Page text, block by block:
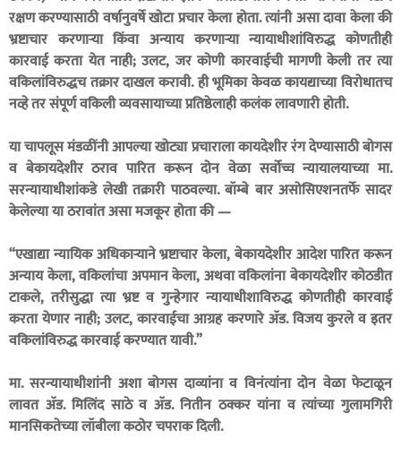
रक्षण करण्यासाठी वर्षानुवर्षे खोटा प्रचार केला होता. त्यांनी असा दावा केला की
भ्रष्टाचार करणाऱ्या किंवा अन्याय करणाऱ्या न्यायाधीशांविरुद्ध कोणतीही
कारवाई करता येत नाही; उलट, जर कोणी कारवाईची मागणी केली तर त्या
वकिलांविरुद्धच तक्रार दाखल करावी. ही भूमिका केवळ कायद्याच्या विरोधातच
नव्हे तर संपूर्ण वकिली व्यवसायाच्या प्रतिष्ठेलाही कलंक लावणारी होती.
या चापलूस मंडळींनी आपल्या खोट्या प्रचाराला कायदेशीर रंग देण्यासाठी बोगस
व बेकायदेशीर ठराव पारित करून दोन वेळा सर्वोच्च न्यायालयाच्या मा.
सरन्यायाधीशांकडे लेखी तक्रारी पाठवल्या. बॉम्बे बार असोसिएशनतर्फे सादर
केलेल्या या ठरावांत असा मजकूर होता की —
“एखाद्या न्यायिक अधिकाऱ्याने भ्रष्टाचार केला, बेकायदेशीर आदेश पारित करून
अन्याय केला, वकिलांचा अपमान केला, अथवा वकिलांना बेकायदेशीर कोठडीत
टाकले, तरीसुद्धा त्या भ्रष्ट व गुन्हेगार न्यायाधीशाविरुद्ध कोणतीही कारवाई
करता येणार नाही; उलट, कारवाईचा आग्रह करणारे ॲड. विजय कुरले व इतर
वकिलांविरुद्ध कारवाई करण्यात यावी.”
मा. सरन्यायाधीशांनी अशा बोगस दाव्यांना व विनंत्यांना दोन वेळा फेटाळून
लावत ॲड. मिलिंद साठे व ॲड. नितीन ठक्कर यांना व त्यांच्या गुलामगिरी
मानसिकतेच्या लॉबीला कठोर चपराक दिली.